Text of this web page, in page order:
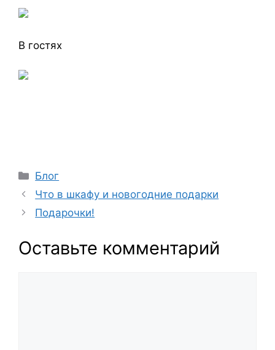
В гостях
Рубрики
Блог
Что в шкафу и новогодние подарки
Подарочки!
Оставьте комментарий